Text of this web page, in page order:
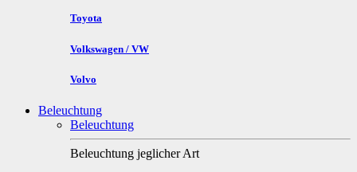
Toyota
Volkswagen / VW
Volvo
Beleuchtung
Beleuchtung
Beleuchtung jeglicher Art